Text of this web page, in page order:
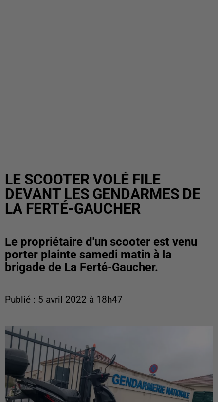
LE SCOOTER VOLÉ FILE
DEVANT LES GENDARMES DE
LA FERTÉ-GAUCHER
Le propriétaire d'un scooter est venu
porter plainte samedi matin à la
brigade de La Ferté-Gaucher.
Publié : 5 avril 2022 à 18h47